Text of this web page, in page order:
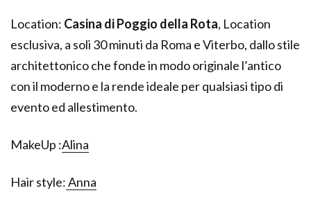
Location: Casina di Poggio della Rota, Location
esclusiva, a soli 30 minuti da Roma e Viterbo, dallo stile
architettonico che fonde in modo originale l’antico
con il moderno e la rende ideale per qualsiasi tipo di
evento ed allestimento.
MakeUp :Alina
Hair style:Anna